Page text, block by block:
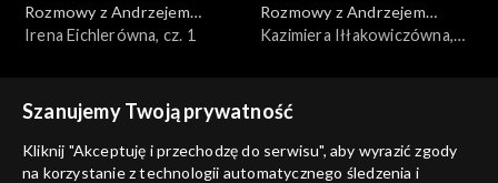
Rozmowy z Andrzejem
Doboszem
Irena Eichlerówna, cz. 1
Rozmowy z Andrzejem
Doboszem
Kazimiera Iłłakowiczówna,
Szanujemy Twoją prywatność
Kliknij "Akceptuję i przechodzę do serwisu", aby wyrazić zgody
na korzystanie z technologii automatycznego śledzenia i